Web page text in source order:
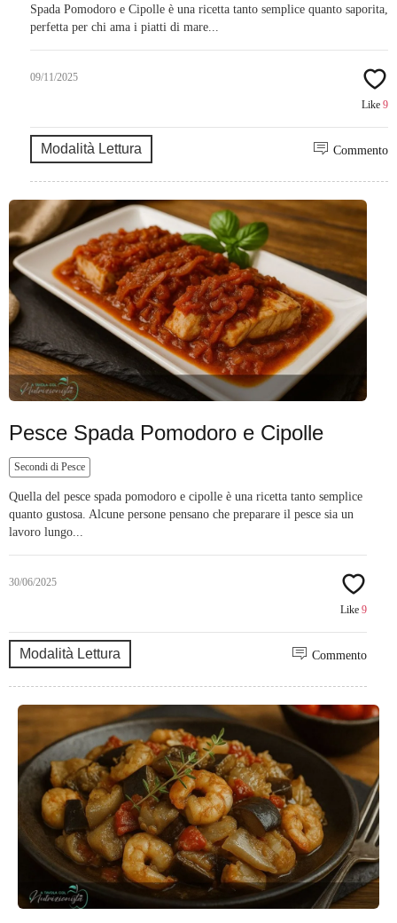
Spada Pomodoro e Cipolle è una ricetta tanto semplice quanto saporita,
perfetta per chi ama i piatti di mare...
09/11/2025
Like 9
Modalità Lettura Commento
Pesce Spada Pomodoro e Cipolle
Secondi di Pesce
Quella del pesce spada pomodoro e cipolle è una ricetta tanto semplice
quanto gustosa. Alcune persone pensano che preparare il pesce sia un
lavoro lungo...
30/06/2025
Like 9
Modalità Lettura Commento